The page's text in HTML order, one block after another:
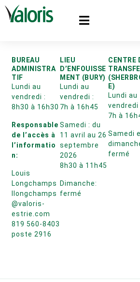
BUREAU
ADMINISTRA
TIF
Lundi au
vendredi :
8h30 à 16h30
Responsable
de l’accès à
l’informatio
n:
Louis
Longchamps
llongchamps
@valoris-
estrie.com
819 560-8403
poste 2916
LIEU
D’ENFOUISSE
MENT (BURY)
Lundi au
vendredi :
7h à 16h45
Samedi : du
11 avril au 26
septembre
2026
8h30 à 11h45
Dimanche:
fermé
CENTRE
E)
Lundi au
vendredi
7h à
Samedi
fermé